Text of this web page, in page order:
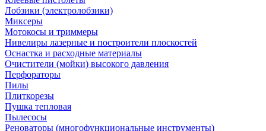
Лобзики (электролобзики)
Миксеры
Мотокосы и триммеры
Нивелиры лазерные и построители плоскостей
Оснастка и расходные материалы
Очистители (мойки) высокого давления
Перфораторы
Пилы
Плиткорезы
Пушка тепловая
Пылесосы
Реноваторы (многофункциональные инструменты)